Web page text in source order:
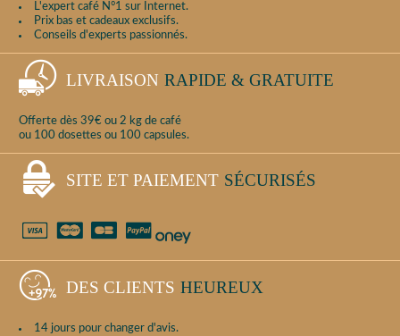
L'expert café N°1 sur Internet.
Prix bas et cadeaux exclusifs.
Conseils d'experts passionnés.
LIVRAISON RAPIDE & GRATUITE
Offerte dès 39€ ou 2 kg de café
ou 100 dosettes ou 100 capsules.
SITE ET PAIEMENT SÉCURISÉS
DES CLIENTS HEUREUX
14 jours pour changer d'avis.